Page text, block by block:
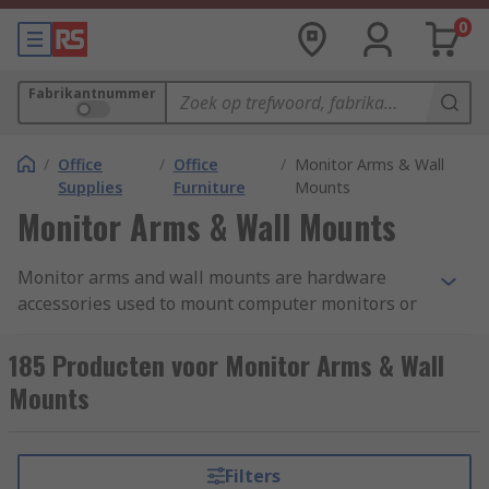
0
Fabrikantnummer
/ Office
Supplies
/ Office
Furniture
/ Monitor Arms & Wall
Mounts
Monitor Arms & Wall Mounts
Monitor arms and wall mounts are hardware
accessories used to mount computer monitors or
They provide flexibility and ergonomic benefits
by allowing users to adjust the position, height,
and angle of their monitors for optimal viewing
185 Producten voor Monitor Arms & Wall
Mounts
Filters